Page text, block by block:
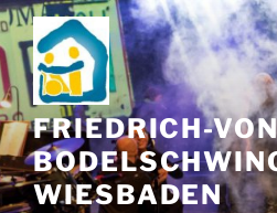
Zum
Inhalt
springen
FRIEDRICH-
WIESBADEN